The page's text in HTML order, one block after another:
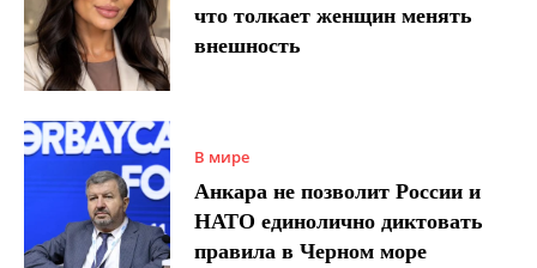
что толкает женщин менять
внешность
В мире
Анкара не позволит России и
НАТО единолично диктовать
правила в Черном море